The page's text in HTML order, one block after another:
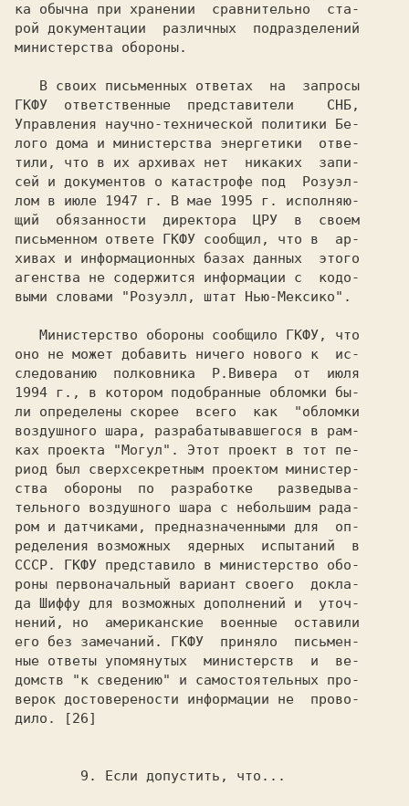
ка обычна при хранении  сравнительно  ста-
рой документации  различных  подразделений
министерства обороны.
ГКФУ  ответственные  представители    СHБ,
Управления научно-технической политики Бе-
лого дома и министерства энергетики  отве-
тили, что в их архивах нет  никаких  запи-
сей и документов о катастрофе под  Розуэл-
лом в июле 1947 г. В мае 1995 г. исполняю-
щий  обязанности  директора  ЦРУ  в  своем
письменном ответе ГКФУ сообщил, что в  ар-
хивах и информационных базах данных  этого
агенства не содержится информации с  кодо-
выми словами "Розуэлл, штат Нью-Мексико".
оно не может добавить ничего нового к  ис-
следованию  полковника  Р.Вивера  от  июля
1994 г., в котором подобранные обломки бы-
ли определены скорее  всего  как  "обломки
воздушного шара, разрабатывавшегося в рам-
ках проекта "Могул". Этот проект в тот пе-
риод был сверхсекретным проектом министер-
ства  обороны  по  разработке   разведыва-
тельного воздушного шара с небольшим рада-
ром и датчиками, предназначенными для  оп-
ределения возможных  ядерных  испытаний  в
СССР. ГКФУ представило в министерство обо-
роны первоначальный вариант своего  докла-
да Шиффу для возможных дополнений и  уточ-
нений, но  американские  военные  оставили
его без замечаний. ГКФУ  приняло  письмен-
ные ответы упомянутых  министерств  и  ве-
домств "к сведению" и самостоятельных про-
верок достоверености информации не  прово-
дило. [26]